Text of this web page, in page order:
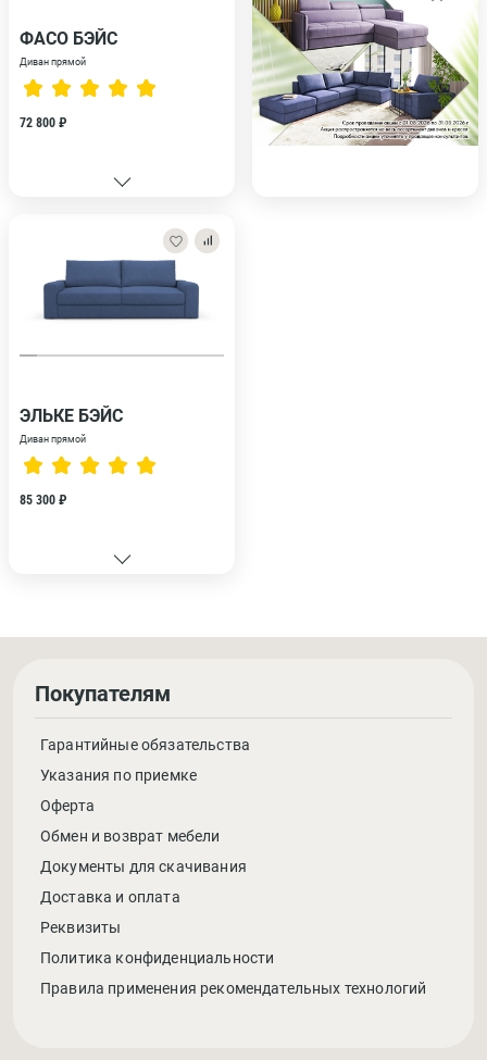
ФАСО БЭЙС
Диван прямой
72 800 ₽
ЭЛЬКЕ БЭЙС
Диван прямой
85 300 ₽
Покупателям
Гарантийные обязательства
Указания по приемке
Оферта
Обмен и возврат мебели
Документы для скачивания
Доставка и оплата
Реквизиты
Политика конфиденциальности
Правила применения рекомендательных технологий